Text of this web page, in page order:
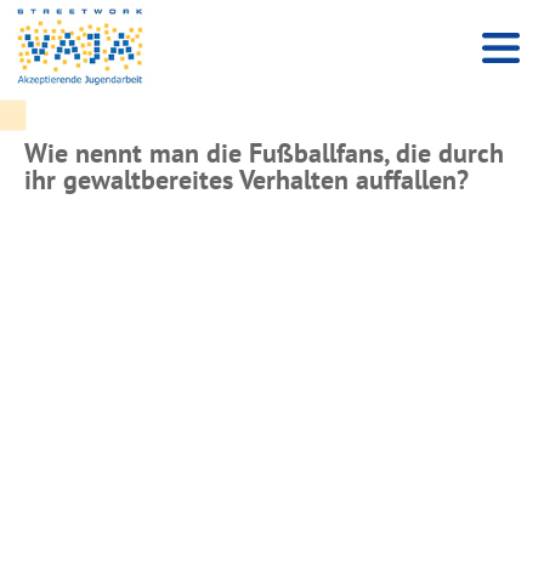
Wie nennt man die Fußballfans, die durch
ihr gewaltbereites Verhalten auffallen?